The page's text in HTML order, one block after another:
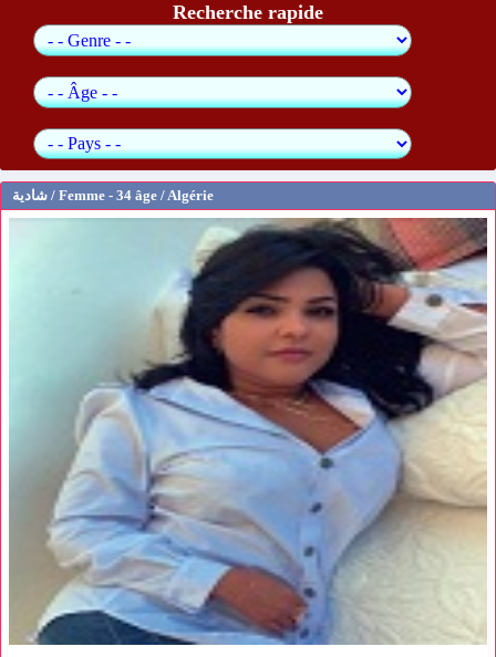
Recherche rapide
شادية / Femme - 34 âge / Algérie